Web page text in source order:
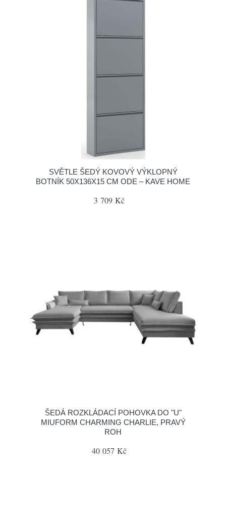
SVĚTLE ŠEDÝ KOVOVÝ VÝKLOPNÝ
BOTNÍK 50X136X15 CM ODE – KAVE HOME
3 709 Kč
ŠEDÁ ROZKLÁDACÍ POHOVKA DO "U"
MIUFORM CHARMING CHARLIE, PRAVÝ
ROH
40 057 Kč